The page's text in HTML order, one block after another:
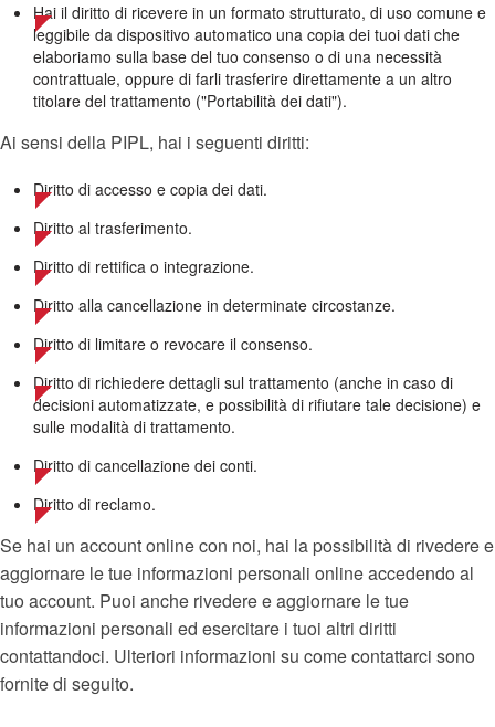
Hai il diritto di ricevere in un formato strutturato, di uso comune e
leggibile da dispositivo automatico una copia dei tuoi dati che
elaboriamo sulla base del tuo consenso o di una necessità
contrattuale, oppure di farli trasferire direttamente a un altro
titolare del trattamento ("Portabilità dei dati").
Ai sensi della PIPL, hai i seguenti diritti:
Diritto di accesso e copia dei dati.
Diritto al trasferimento.
Diritto di rettifica o integrazione.
Diritto alla cancellazione in determinate circostanze.
Diritto di limitare o revocare il consenso.
Diritto di richiedere dettagli sul trattamento (anche in caso di
decisioni automatizzate, e possibilità di rifiutare tale decisione) e
sulle modalità di trattamento.
Diritto di cancellazione dei conti.
Diritto di reclamo.
Se hai un account online con noi, hai la possibilità di rivedere e
aggiornare le tue informazioni personali online accedendo al
tuo account. Puoi anche rivedere e aggiornare le tue
informazioni personali ed esercitare i tuoi altri diritti
contattandoci. Ulteriori informazioni su come contattarci sono
fornite di seguito.